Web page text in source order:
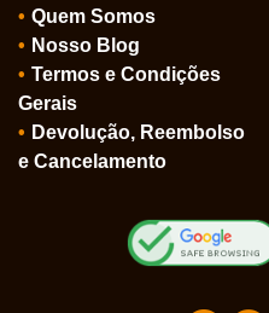
Quem Somos
Nosso Blog
Termos e Condições
Gerais
Devolução, Reembolso
e Cancelamento